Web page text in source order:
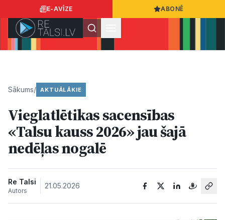
E-AVĪZE ABONĒ
Ziņas
Sabiedrība
Sākums/ AKTUĀLĀKIE
Vieglatlētikas sacensības
«Talsu kauss 2026» jau šajā
nedēļas nogalē
Re Talsi
Autors
21.05.2026